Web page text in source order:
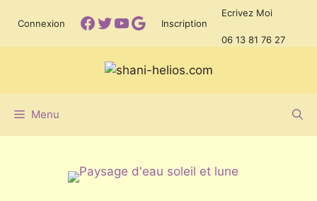
contenu
Connexion Facebook
Twitter
YouTube
Google
Inscription
Ecrivez Moi
06 13 81 76 27
Menu